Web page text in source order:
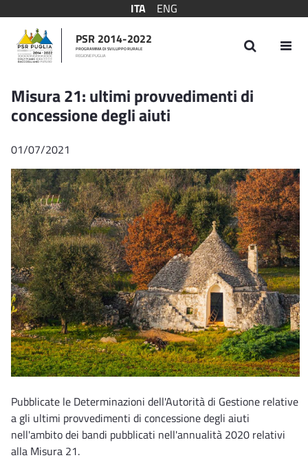
ITA
ENG
PSR 2014-2022
PROGRAMMA DI SVILUPPO RURALE
REGIONE PUGLIA
Misura 21: ultimi provvedimenti di
Misura 21: ultimi provvedimenti di
concessione degli aiuti
01/07/2021
Pubblicate le Determinazioni dell'Autorità di Gestione relative
a gli ultimi provvedimenti di concessione degli aiuti
nell'ambito dei bandi pubblicati nell'annualità 2020 relativi
alla Misura 21.